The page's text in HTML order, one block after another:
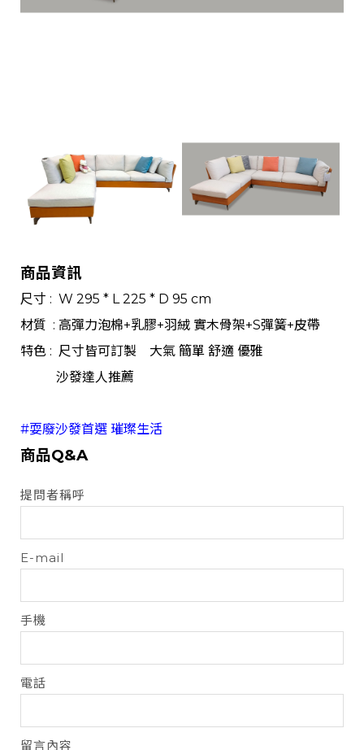
商品資訊
尺寸 : W 295 * L 225 * D 95 cm
材質 : 高彈力泡棉+乳膠+羽絨 實木骨架+S彈簧+皮帶
特色 : 尺寸皆可訂製 大氣 簡單 舒適 優雅
沙發達人推薦
#耍廢沙發首選 璀璨生活
商品Q&A
提問者稱呼
E-mail
手機
電話
留言內容